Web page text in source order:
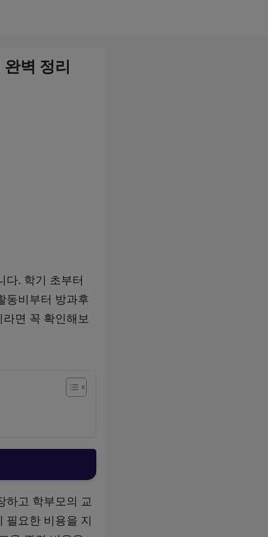
벽 정리
다. 학기 초부터
동비부터 방과후
면 꼭 확인해보
하고 학부모의 교
필요한 비용을 지